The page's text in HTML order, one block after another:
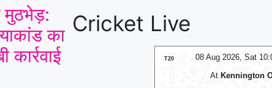
मुठभेड़:
का
कार्रवाई
Cricket Live
08 Aug 2026, Sat 13:30 GMT 08 Aug 2026, Sat
T20
At Kennington